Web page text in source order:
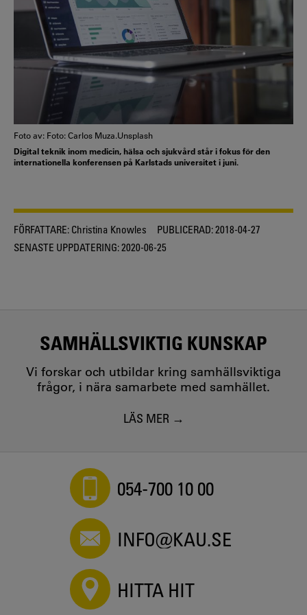
Foto av: Foto: Carlos Muza.Unsplash
Digital teknik inom medicin, hälsa och sjukvård står i fokus för den
internationella konferensen på Karlstads universitet i juni.
FÖRFATTARE: Christina Knowles PUBLICERAD:2018-04-27
SENASTE UPPDATERING:2020-06-25
SAMHÄLLSVIKTIG KUNSKAP
Vi forskar och utbildar kring samhällsviktiga
frågor, i nära samarbete med samhället.
LÄS MER
054-700 10 00
INFO@KAU.SE
HITTA HIT